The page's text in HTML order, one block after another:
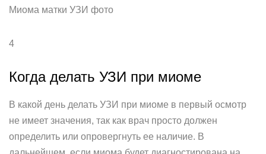
Миома матки УЗИ фото
4
Когда делать УЗИ при миоме
В какой день делать УЗИ при миоме в первый осмотр
не имеет значения, так как врач просто должен
определить или опровергнуть ее наличие. В